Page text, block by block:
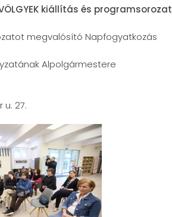
kiállítás és programsorozat
megvalósító Napfogyatkozás
Alpolgármestere
u. 27.